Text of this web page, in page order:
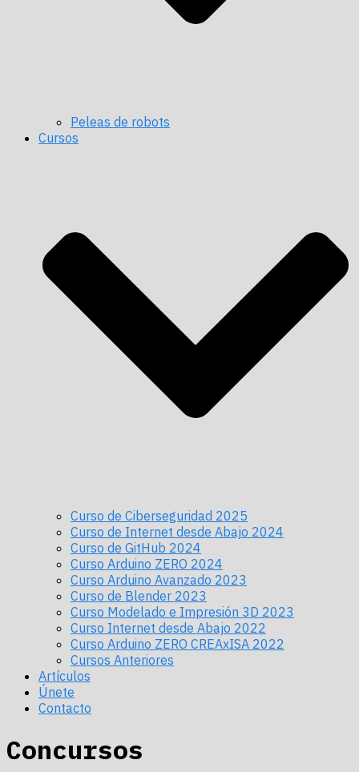
Peleas de robots
Cursos
Curso de Ciberseguridad 2025
Curso de Internet desde Abajo 2024
Curso de GitHub 2024
Curso Arduino ZERO 2024
Curso Arduino Avanzado 2023
Curso de Blender 2023
Curso Modelado e Impresión 3D 2023
Curso Internet desde Abajo 2022
Curso Arduino ZERO CREAxISA 2022
Cursos Anteriores
Artículos
Únete
Contacto
Concursos